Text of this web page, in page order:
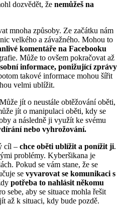
dozvědět, že nemůžeš na
mnoha způsoby. Ze začátku nám
velkého a závažného. Mohou to
komentáře na Facebooku
Může to ovšem pokračovat až
informace, ponižující zprávy
takové informace mohou šířit
velmi ublížit.
jít o neustále obtěžování oběti,
jít o manipulaci oběti, kdy se
a následně ji využít ke svému
nebo vyhrožování.
cíl – chce oběti ublížit a ponížit ji.
problémy. Kyberšikana je
Pokud se vám stane, že se
se vyvarovat se komunikaci s
potřeba to nahlásit někomu
sebe, aby se situace mohla řešit
až k situaci, kdy bude pozdě.